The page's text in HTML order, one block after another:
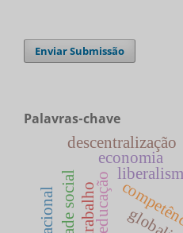
Enviar Submissão
Palavras-chave
educação
economia
descentralização